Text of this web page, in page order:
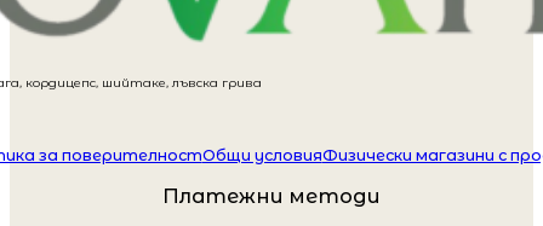
кордицепс, шийтаке, лъвска грива
за поверителностОбщи условияФизически магазини с
Платежни методи